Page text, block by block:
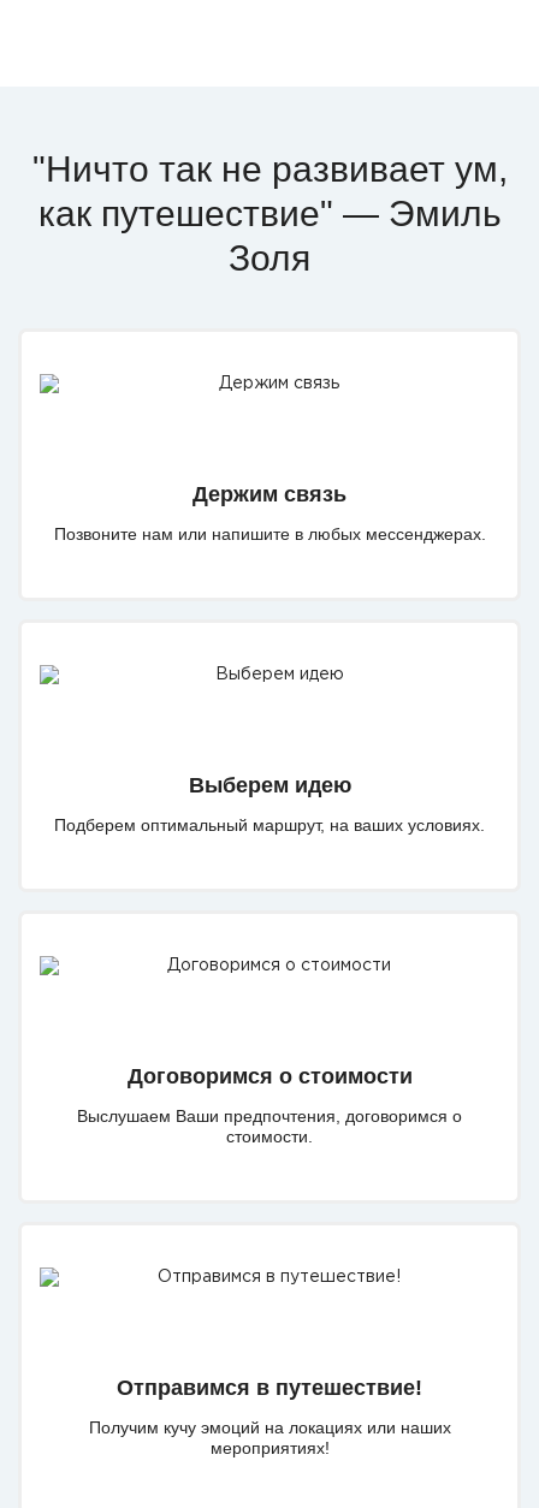
"Ничто так не развивает ум,
как путешествие" — Эмиль
Золя
Держим связь
Позвоните нам или напишите в любых мессенджерах.
Выберем идею
Подберем оптимальный маршрут, на ваших условиях.
Договоримся о стоимости
Выслушаем Ваши предпочтения, договоримся о
стоимости.
Отправимся в путешествие!
Получим кучу эмоций на локациях или наших
мероприятиях!